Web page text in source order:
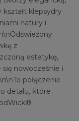
klepsydry
natury i
z
estetykę,
nowocześnie i
połączenie
detalu, które